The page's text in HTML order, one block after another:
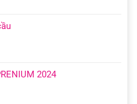
2024